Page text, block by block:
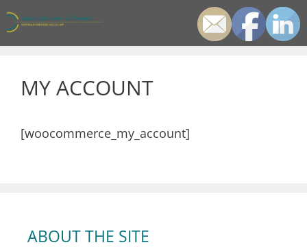
Zum
Inhalt
MY ACCOUNT
[woocommerce_my_account]
ABOUT THE SITE